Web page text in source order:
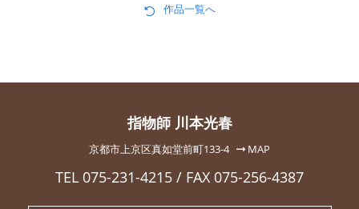
作品一覧へ
指物師 川本光春
京都市上京区真如堂前町133-4 MAP
TEL 075-231-4215 / FAX 075-256-4387